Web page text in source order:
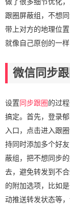
做了很多细节优化
跟圈屏蔽组，不想
带上对方的地理位
就像自己原创的一
微信同步
设置 同步跟圈 的过
搞定。首先，登录
入口，点击进入跟
持同时添加多个好
蔽组，把不想同步
去，避免转发到不
的附加选项，比如
动推送转发状态等